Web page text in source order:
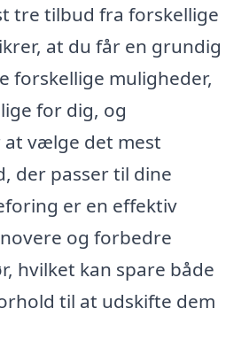
tre tilbud fra forskellige
at du får en grundig
forskellige muligheder,
for dig, og
vælge det mest
der passer til dine
er en effektiv
og forbedre
hvilket kan spare både
til at udskifte dem